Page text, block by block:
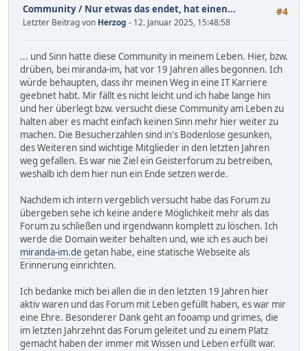
#4
Community/ Nur etwas das endet, hat einen...
Letzter Beitrag von Herzog - 12. Januar 2025, 15:48:58
... und Sinn hatte diese Community in meinem Leben. Hier, bzw.
drüben, bei miranda-im, hat vor 19 Jahren alles begonnen. Ich
würde behaupten, dass ihr meinen Weg in eine IT Karriere
geebnet habt. Mir fällt es nicht leicht und ich habe lange hin
und her überlegt bzw. versucht diese Community am Leben zu
halten aber es macht einfach keinen Sinn mehr hier weiter zu
machen. Die Besucherzahlen sind in's Bodenlose gesunken,
des Weiteren sind wichtige Mitglieder in den letzten Jahren
weg gefallen. Es war nie Ziel ein Geisterforum zu betreiben,
weshalb ich dem hier nun ein Ende setzen werde.
Nachdem ich intern vergeblich versucht habe das Forum zu
übergeben sehe ich keine andere Möglichkeit mehr als das
Forum zu schließen und irgendwann komplett zu löschen. Ich
werde die Domain weiter behalten und, wie ich es auch bei
miranda-im.de getan habe, eine statische Webseite als
Erinnerung einrichten.
Ich bedanke mich bei allen die in den letzten 19 Jahren hier
aktiv waren und das Forum mit Leben gefüllt haben, es war mir
eine Ehre. Besonderer Dank geht an fooamp und grimes, die
im letzten Jahrzehnt das Forum geleitet und zu einem Platz
gemacht haben der immer mit Wissen und Leben erfüllt war.